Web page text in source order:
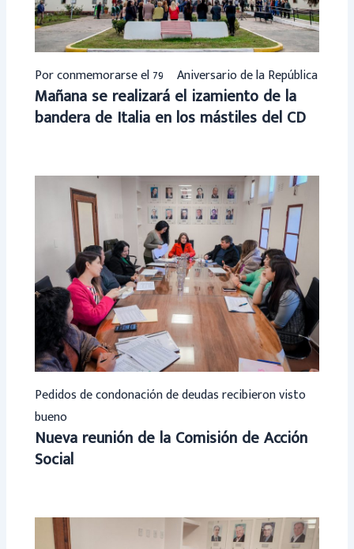
Por conmemorarse el 79º Aniversario de la República
Mañana se realizará el izamiento de la
bandera de Italia en los mástiles del CD
Pedidos de condonación de deudas recibieron visto
bueno
Nueva reunión de la Comisión de Acción
Social